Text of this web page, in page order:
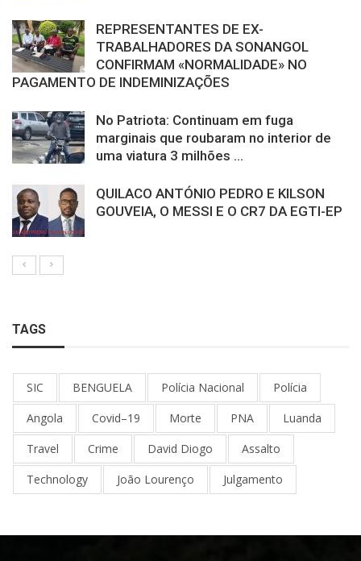
REPRESENTANTES DE EX-
TRABALHADORES DA SONANGOL
CONFIRMAM «NORMALIDADE» NO
PAGAMENTO DE INDEMINIZAÇÕES
No Patriota: Continuam em fuga
marginais que roubaram no interior de
uma viatura 3 milhões ...
QUILACO ANTÓNIO PEDRO E KILSON
GOUVEIA, O MESSI E O CR7 DA EGTI-EP
TAGS
SIC BENGUELA Polícia Nacional
Polícia
Angola
Covid–19 Morte PNA
Luanda
Travel
Crime David Diogo
Assalto
Technology
João Lourenço Julgamento